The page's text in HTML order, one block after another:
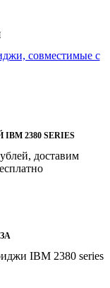
совместимые с
2380 SERIES
доставим
IBM 2380 series